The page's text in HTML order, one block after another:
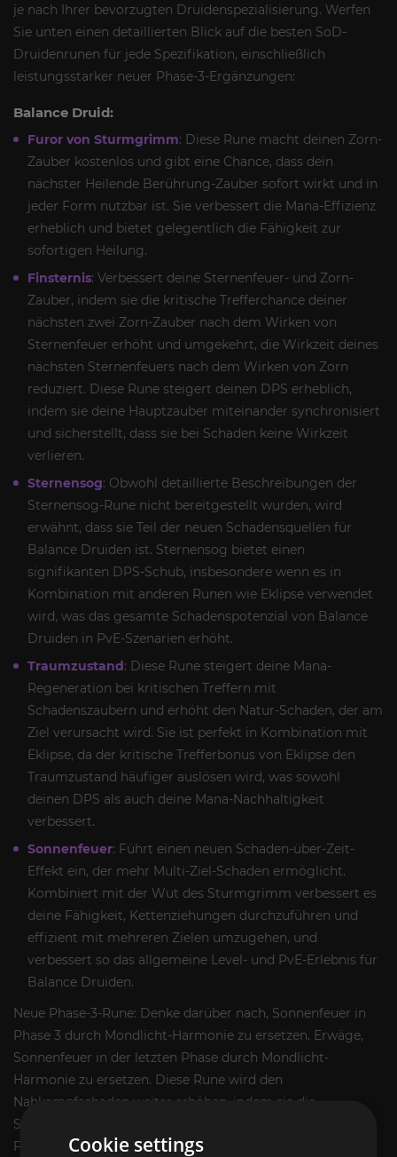
je nach Ihrer bevorzugten Druidenspezialisierung. Werfen
Sie unten einen detaillierten Blick auf die besten SoD-
Druidenrunen für jede Spezifikation, einschließlich
leistungsstarker neuer Phase-3-Ergänzungen:
Balance Druid:
Furor von Sturmgrimm: Diese Rune macht deinen Zorn-
Zauber kostenlos und gibt eine Chance, dass dein
nächster Heilende Berührung-Zauber sofort wirkt und in
jeder Form nutzbar ist. Sie verbessert die Mana-Effizienz
erheblich und bietet gelegentlich die Fähigkeit zur
sofortigen Heilung.
Finsternis: Verbessert deine Sternenfeuer- und Zorn-
Zauber, indem sie die kritische Trefferchance deiner
nächsten zwei Zorn-Zauber nach dem Wirken von
Sternenfeuer erhöht und umgekehrt, die Wirkzeit deines
nächsten Sternenfeuers nach dem Wirken von Zorn
reduziert. Diese Rune steigert deinen DPS erheblich,
indem sie deine Hauptzauber miteinander synchronisiert
und sicherstellt, dass sie bei Schaden keine Wirkzeit
verlieren.
Sternensog: Obwohl detaillierte Beschreibungen der
Sternensog-Rune nicht bereitgestellt wurden, wird
erwähnt, dass sie Teil der neuen Schadensquellen für
Balance Druiden ist. Sternensog bietet einen
signifikanten DPS-Schub, insbesondere wenn es in
Kombination mit anderen Runen wie Eklipse verwendet
wird, was das gesamte Schadenspotenzial von Balance
Druiden in PvE-Szenarien erhöht.
Traumzustand: Diese Rune steigert deine Mana-
Regeneration bei kritischen Treffern mit
Schadenszaubern und erhöht den Natur-Schaden, der am
Ziel verursacht wird. Sie ist perfekt in Kombination mit
Eklipse, da der kritische Trefferbonus von Eklipse den
Traumzustand häufiger auslösen wird, was sowohl
deinen DPS als auch deine Mana-Nachhaltigkeit
verbessert.
Sonnenfeuer: Führt einen neuen Schaden-über-Zeit-
Effekt ein, der mehr Multi-Ziel-Schaden ermöglicht.
Kombiniert mit der Wut des Sturmgrimm verbessert es
deine Fähigkeit, Kettenziehungen durchzuführen und
effizient mit mehreren Zielen umzugehen, und
verbessert so das allgemeine Level- und PvE-Erlebnis für
Balance Druiden.
Neue Phase-3-Rune: Denke darüber nach, Sonnenfeuer in
Phase 3 durch Mondlicht-Harmonie zu ersetzen. Erwäge,
Sonnenfeuer in der letzten Phase durch Mondlicht-
Harmonie zu ersetzen. Diese Rune wird den
Nahkampfschaden weiter erhöhen, indem sie die
Schadensfähigkeit deiner Wilder Biss- und Zerfetzen-
Fähigkeiten steigert.
Cookie settings